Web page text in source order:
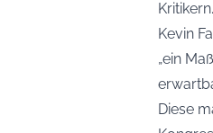
Kritikern.
Kevin
„ein
Diese